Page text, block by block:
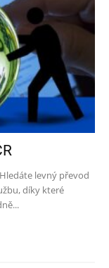
levný převod
díky které